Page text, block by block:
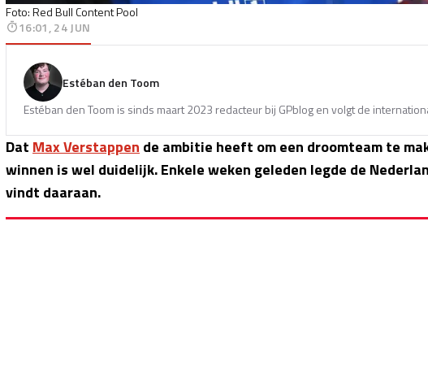
Foto: Red Bull Content Pool
16:01, 24 JUN
Estéban den Toom
Estéban den Toom is sinds maart 2023 redacteur bij GPblog en volgt de
Dat Max Verstappen de ambitie heeft om een droomteam te
winnen is wel duidelijk. Enkele weken geleden legde de
vindt daaraan.